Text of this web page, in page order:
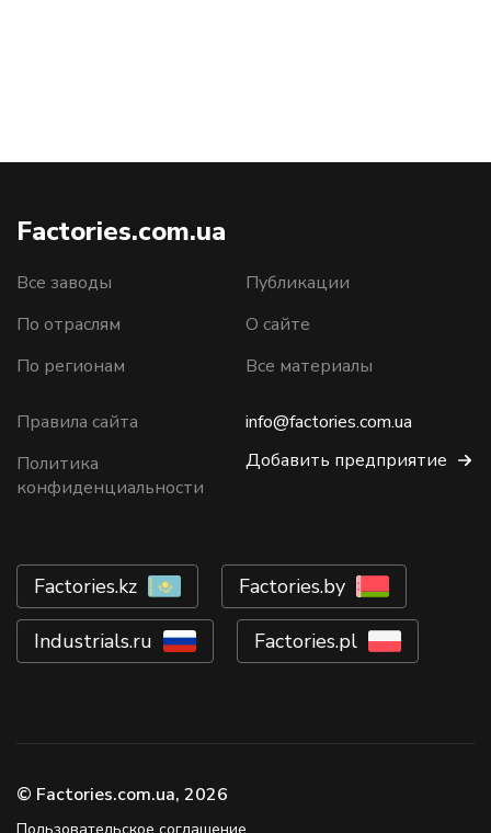
Factories.com.ua
Все заводы
По отраслям
По регионам
Публикации
О сайте
Все материалы
Правила сайта
Политика
конфиденциальности
info@factories.com.ua
Добавить предприятие
Factories.kz Factories.by
Industrials.ru Factories.pl
© Factories.com.ua, 2026